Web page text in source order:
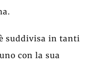
suddivisa in tanti
con la sua